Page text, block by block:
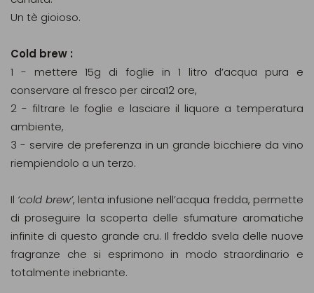
Un tè gioioso.
Cold brew :
1 - mettere 15g di foglie in 1 litro d’acqua pura e
conservare al fresco per circa12 ore,
2 - filtrare le foglie e lasciare il liquore a temperatura
ambiente,
3 - servire de preferenza in un grande bicchiere da vino
riempiendolo a un terzo.
Il ‘cold brew’, lenta infusione nell’acqua fredda, permette
di proseguire la scoperta delle sfumature aromatiche
infinite di questo grande cru. Il freddo svela delle nuove
fragranze che si esprimono in modo straordinario e
totalmente inebriante.